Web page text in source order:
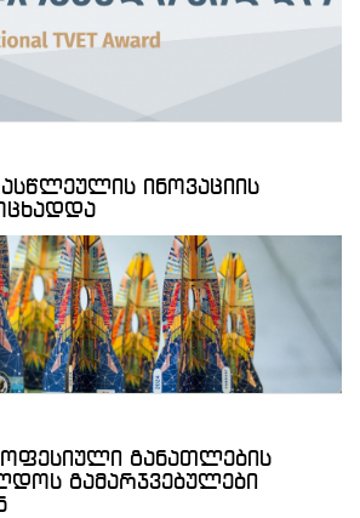
ინოვაციის
განათლების
გამარჯვებულები